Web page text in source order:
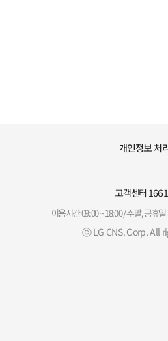
개인정보 처
고객센터
이용시간 09:00 ~ 18:00 / 주말, 공휴
ⓒ LG CNS. Corp. All